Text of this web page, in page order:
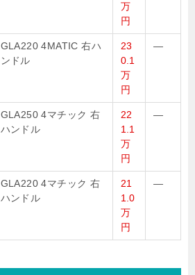
万
円
GLA220 4MATIC 右ハ
ンドル
23
0.1
万
円
—
GLA250 4マチック 右
ハンドル
22
1.1
万
円
—
GLA220 4マチック 右
ハンドル
21
1.0
万
円
—